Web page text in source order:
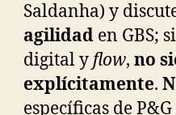
Saldanha) y
agilidad en GBS;
digital yflow, no
explícitamente.
específicas de